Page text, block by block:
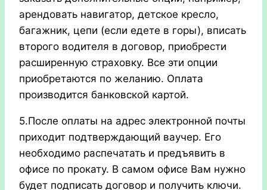
арендовать навигатор, детское кресло,
багажник, цепи (если едете в горы), вписать
второго водителя в договор, приобрести
расширенную страховку. Все эти опции
приобретаются по желанию. Оплата
производится банковской картой.
5.После оплаты на адрес электронной почты
приходит подтверждающий ваучер. Его
необходимо распечатать и предъявить в
офисе по прокату. В самом офисе Вам нужно
будет подписать договор и получить ключи.